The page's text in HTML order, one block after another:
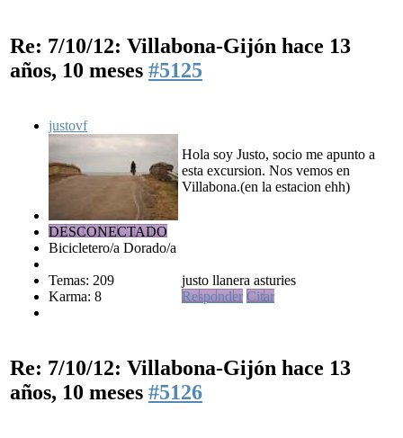
Re: 7/10/12: Villabona-Gijón hace 13
años, 10 meses #5125
justovf
DESCONECTADO
Bicicletero/a Dorado/a
Temas: 209
Karma: 8
Hola soy Justo, socio me apunto a
esta excursion. Nos vemos en
Villabona.(en la estacion ehh)
justo llanera asturies
Responder Citar
Re: 7/10/12: Villabona-Gijón hace 13
años, 10 meses #5126